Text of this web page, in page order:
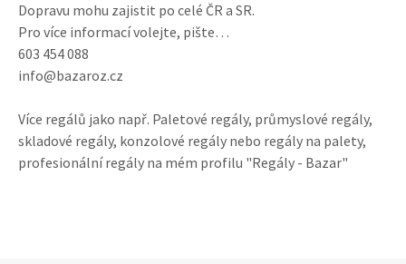
Dopravu mohu zajistit po celé ČR a SR.
Pro více informací volejte, pište…
603 454 088
info@bazaroz.cz
Více regálů jako např. Paletové regály, průmyslové regály,
skladové regály, konzolové regály nebo regály na palety,
profesionální regály na mém profilu "Regály - Bazar"